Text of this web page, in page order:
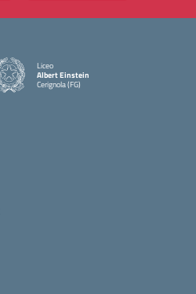
Liceo
Albert Einstein
Cerignola (FG)
— Visita la pagina iniziale della scuola